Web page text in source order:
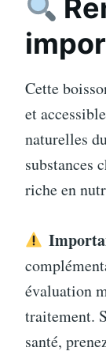
Cette
et
naturelles
substances
riche en
évaluation
traitement.
santé,